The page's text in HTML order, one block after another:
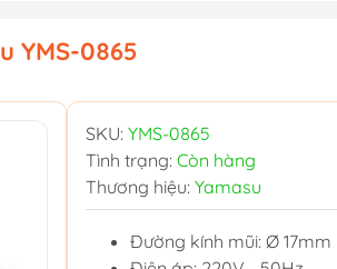
YMS-0865
SKU: YMS-0865
Tình trạng: Còn hàng
Thương hiệu: Yamasu
Đường kính mũi: Ø 17mm